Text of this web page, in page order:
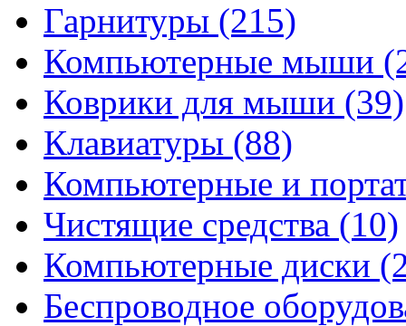
Гарнитуры (215)
Компьютерные мыши
Коврики для мыши (39)
Клавиатуры (88)
Компьютерные и
Чистящие средства (10)
Компьютерные диски
Беспроводное